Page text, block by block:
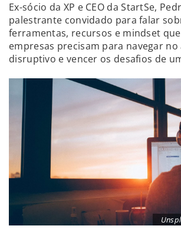
Ex-sócio da XP e CEO da StartSe,
palestrante convidado para falar
ferramentas, recursos e mindset
empresas precisam para navegar
disruptivo e vencer os desafios de